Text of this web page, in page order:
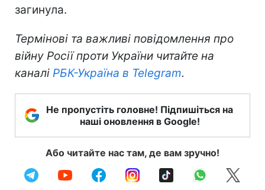
загинула.
Термінові та важливі повідомлення про
війну Росії проти України читайте на
каналі РБК-Україна в Telegram.
Не пропустіть головне! Підпишіться на
наші оновлення в Google!
Або читайте нас там, де вам зручно!